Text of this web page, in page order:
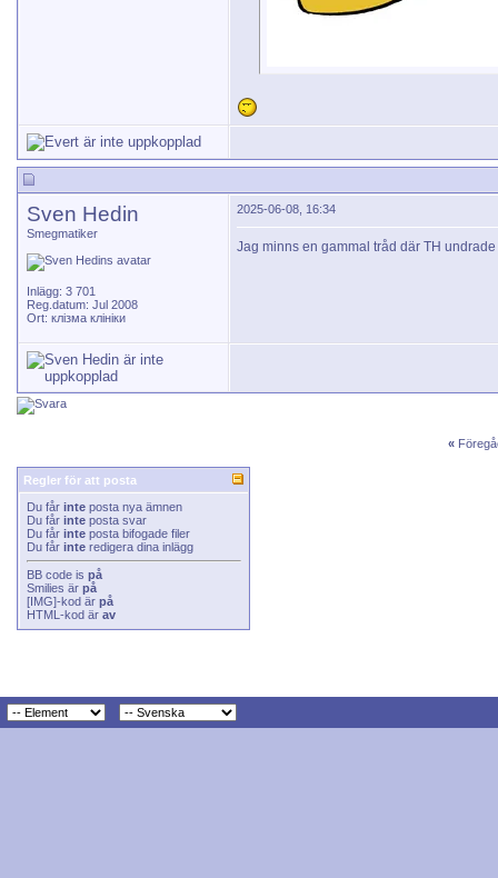
Sven Hedin
Smegmatiker
Inlägg: 3 701
Reg.datum: Jul 2008
Ort: клізма клініки
2025-06-08, 16:34
Jag minns en gammal tråd där TH
«
Regler för att posta
Du får inte posta nya ämnen
Du får inte posta svar
Du får inte posta bifogade filer
Du får inte redigera dina inlägg
BB code is på
Smilies är på
[IMG]-kod är på
HTML-kod är av